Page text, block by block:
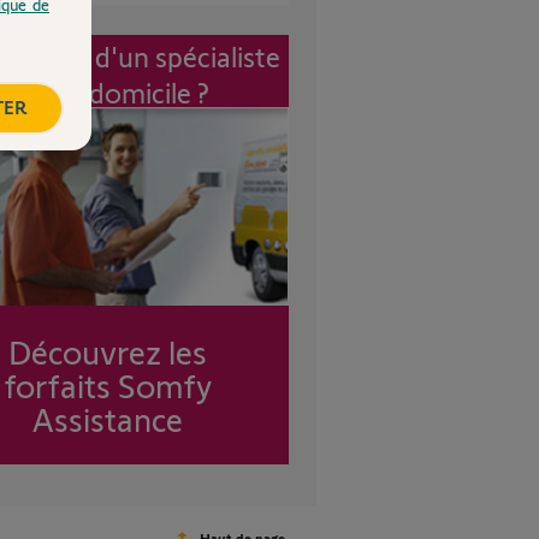
d'un spécialiste
à mon domicile ?
Découvrez les
forfaits Somfy
Assistance
de